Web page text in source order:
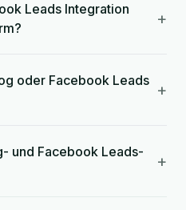
Leads Integration
+
oder Facebook Leads +
und Facebook Leads-
+